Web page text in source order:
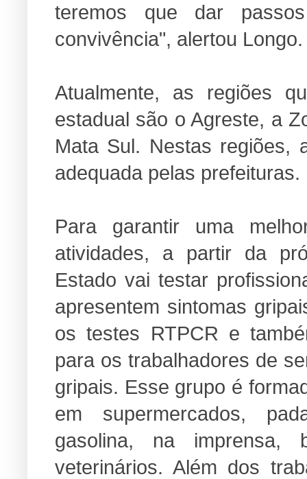
teremos que dar
convivência", alertou
Atualmente, as regiões
estadual são o Agreste, a
Mata Sul. Nestas regiões,
adequada pelas prefeituras.
Para garantir uma
atividades, a partir da
Estado vai testar
apresentem sintomas
os testes RTPCR e
para os trabalhadores de
gripais. Esse grupo é
em supermercados,
gasolina, na imprensa,
veterinários. Além dos